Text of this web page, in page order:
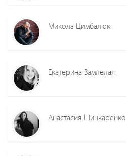
Микола Цимбалюк
Екатерина Замлелая
Анастасия Шинкаренко